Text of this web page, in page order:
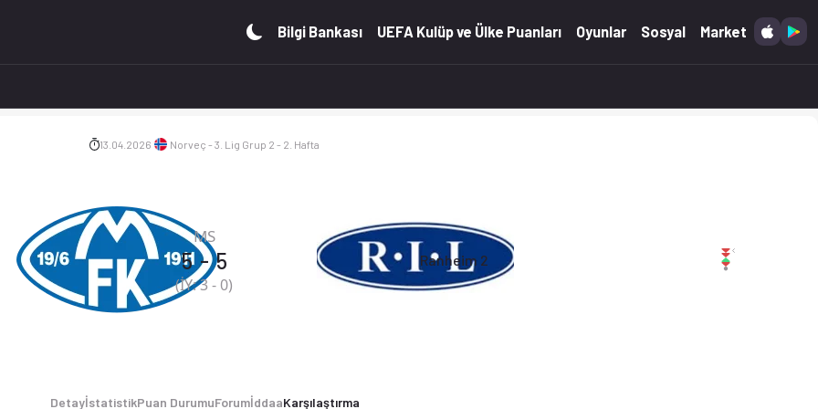
durumu ve iddaa oranları Ofsayt'ta. (13.04.2026)
Bilgi Bankası UEFA Kulüp ve Ülke Puanları Oyunlar Sosyal Market
13.04.2026 Norveç - 3. Lig Grup 2 - 2. Hafta
MS
5 - 5
(İY:3 - 0)
Ranheim 2
DetayİstatistikPuan DurumuForumİddaaKarşılaştırma